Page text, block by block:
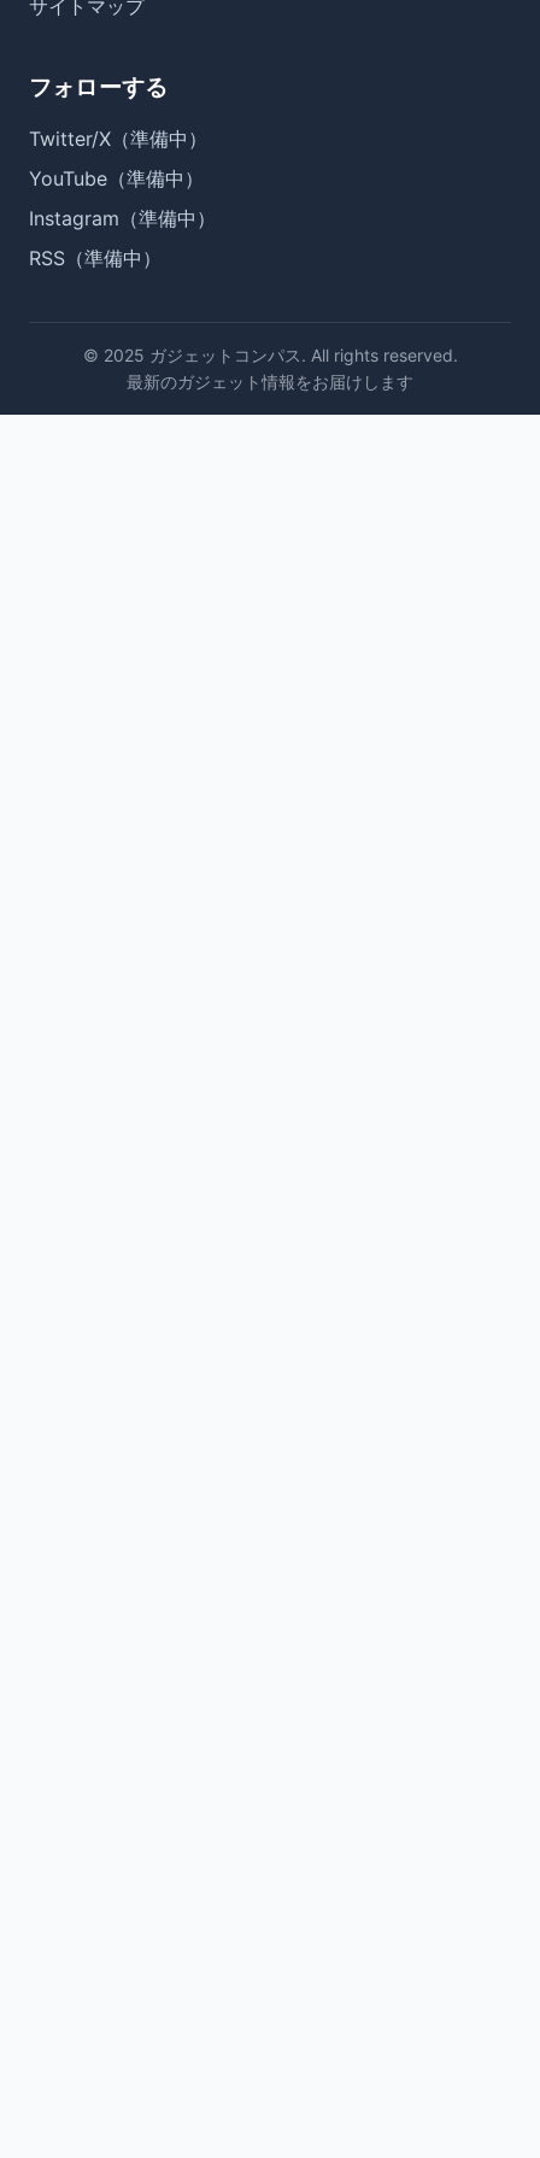
サイトマップ
フォローする
Twitter/X（準備中）
YouTube（準備中）
Instagram（準備中）
RSS（準備中）
© 2025 ガジェットコンパス. All rights reserved.
最新のガジェット情報をお届けします